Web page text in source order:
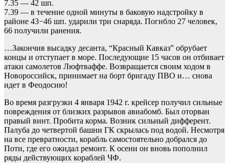
7.35 — 42 шп.
7.39 — в течение одной минуты в баковую надстройку в
районе 43−46 шп. ударили три снаряда. Погибло 27 человек,
66 получили ранения.
…Закончив высадку десанта, “Красный Кавказ” обрубает
концы и отступает в море. Последующие 15 часов он отбивает
атаки самолетов Люфтваффе. Возвращается своим ходом в
Новороссийск, принимает на борт бригаду ПВО и… снова
идет в Феодосию!
Во время разгрузки 4 января 1942 г. крейсер получил сильные
повреждения от близких разрывов авиабомб. Был оторван
правый винт. Пробита корма. Возник сильный дифферент.
Палуба до четвертой башни ГК скрылась под водой. Несмотря
на все превратности, корабль самостоятельно добрался до
Поти, где его ожидал ремонт. К осени он вновь пополнил
ряды действующих кораблей ЧФ.